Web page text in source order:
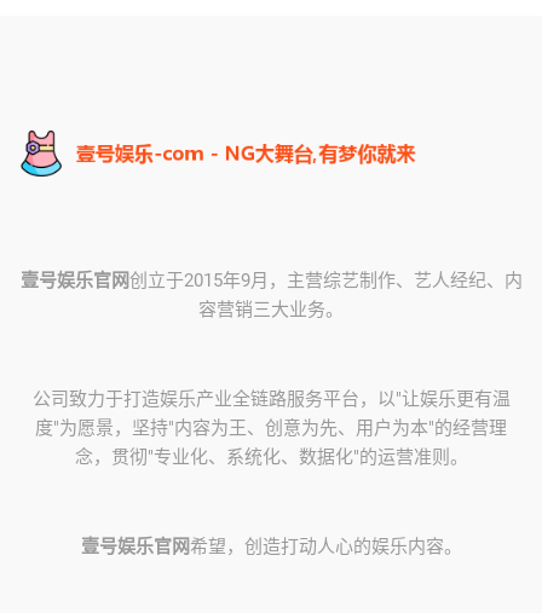
壹号娱乐官网创立于2015年9月，主营综艺制作、艺人经纪、内
容营销三大业务。
公司致力于打造娱乐产业全链路服务平台，以"让娱乐更有温
度"为愿景，坚持"内容为王、创意为先、用户为本"的经营理
念，贯彻"专业化、系统化、数据化"的运营准则。
壹号娱乐官网希望，创造打动人心的娱乐内容。